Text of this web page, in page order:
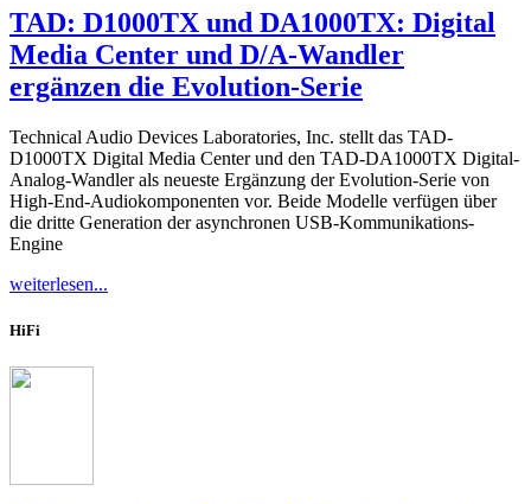
TAD: D1000TX und DA1000TX: Digital
Media Center und D/A-Wandler
ergänzen die Evolution-Serie
Technical Audio Devices Laboratories, Inc. stellt das TAD-
D1000TX Digital Media Center und den TAD-DA1000TX Digital-
Analog-Wandler als neueste Ergänzung der Evolution-Serie von
High-End-Audiokomponenten vor. Beide Modelle verfügen über
die dritte Generation der asynchronen USB-Kommunikations-
Engine
weiterlesen...
HiFi